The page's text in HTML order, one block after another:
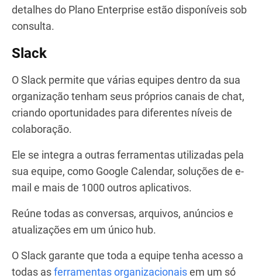
detalhes do Plano Enterprise estão disponíveis sob
consulta.
Slack
O Slack permite que várias equipes dentro da sua
organização tenham seus próprios canais de chat,
criando oportunidades para diferentes níveis de
colaboração.
Ele se integra a outras ferramentas utilizadas pela
sua equipe, como Google Calendar, soluções de e-
mail e mais de 1000 outros aplicativos.
Reúne todas as conversas, arquivos, anúncios e
atualizações em um único hub.
O Slack garante que toda a equipe tenha acesso a
todas asferramentas organizacionaisem um só